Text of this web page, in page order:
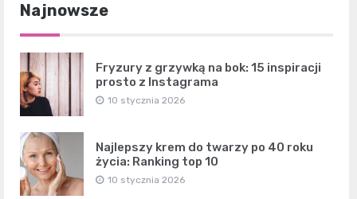
Najnowsze
Fryzury z grzywką na bok: 15 inspiracji
prosto z Instagrama
10 stycznia 2026
Najlepszy krem do twarzy po 40 roku
życia: Ranking top 10
10 stycznia 2026